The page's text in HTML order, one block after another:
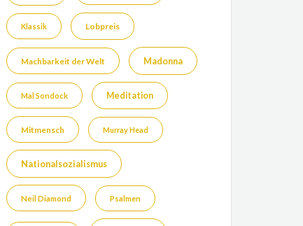
Klassik Lobpreis
Machbarkeit der Welt Madonna
Mal Sondock Meditation
Mitmensch Murray Head
Nationalsozialismus
Neil Diamond Psalmen